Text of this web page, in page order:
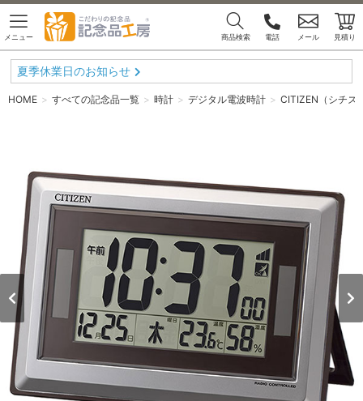
メニュー 商品検索 電話 メール 見積り
夏季休業日のお知らせ
HOME すべての記念品一覧 時計 デジタル電波時計 CITIZEN（シチズ